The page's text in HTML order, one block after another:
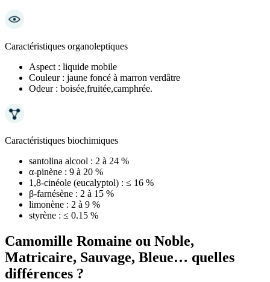
Caractéristiques organoleptiques
Aspect : liquide mobile
Couleur : jaune foncé à marron verdâtre
Odeur : boisée,fruitée,camphrée.
Caractéristiques biochimiques
santolina alcool : 2 à 24 %
α-pinène : 9 à 20 %
1,8-cinéole (eucalyptol) : ≤ 16 %
β-farnésène : 2 à 15 %
limonène : 2 à 9 %
styrène : ≤ 0.15 %
Camomille Romaine ou Noble,
Matricaire, Sauvage, Bleue… quelles
différences ?